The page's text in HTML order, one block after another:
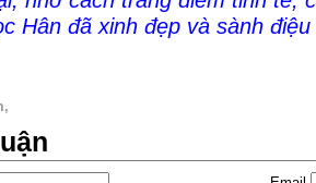
Hân đã xinh đẹp và sành